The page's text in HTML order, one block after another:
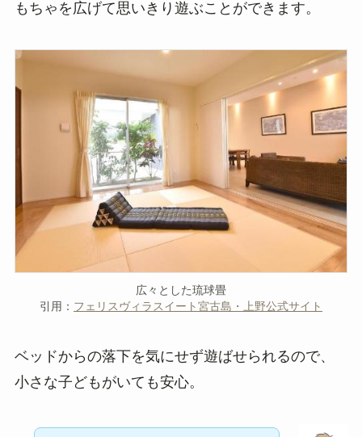
もちゃを広げて思いきり遊ぶことができます。
広々とした琉球畳
引用： フェリスヴィラスイート宮古島・上野公式サイト
ベッドからの落下を気にせず遊ばせられるので、
小さな子どもがいても安心。